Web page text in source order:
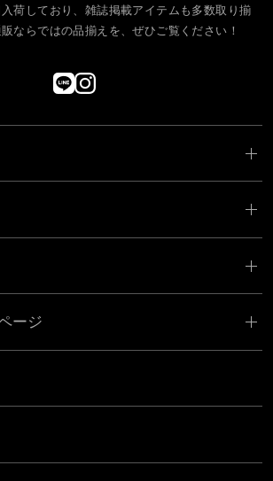
荷しており、雑誌掲載アイテムも多数取り揃
ならではの品揃えを、ぜひご覧ください！
ージ